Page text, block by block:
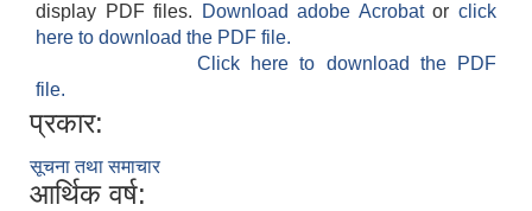
display PDF files.
Download adobe Acrobatorclick
here to download the PDF file.
Click here to download the PDF
file.
प्रकार:
सूचना तथा समाचार
आर्थिक वर्ष: